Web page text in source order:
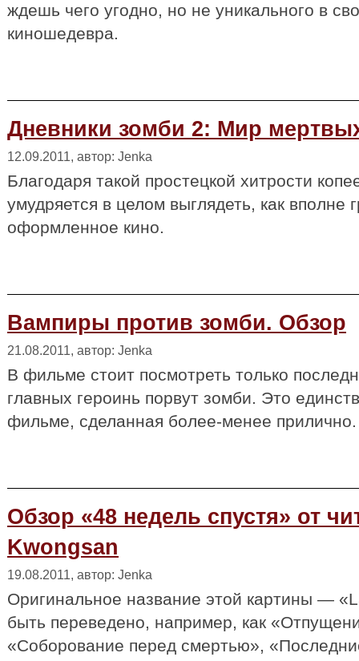
ждешь чего угодно, но не уникального в
киношедевра.
Дневники зомби 2: Мир
12.09.2011, автор: Jenka
Благодаря такой простецкой хитрости
умудряется в целом выглядеть, как вполне
оформленное кино.
Вампиры против зомби. Обзор
21.08.2011, автор: Jenka
В фильме стоит посмотреть только
главных героинь порвут зомби. Это
фильме, сделанная более-менее прилично.
Обзор «48 недель спустя» от
Kwongsan
19.08.2011, автор: Jenka
Оригинальное название этой картины —
быть переведено, например, как
«Соборование перед смертью»,